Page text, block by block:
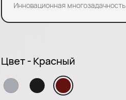
Инновационная многозадачность
Цвет - Красный